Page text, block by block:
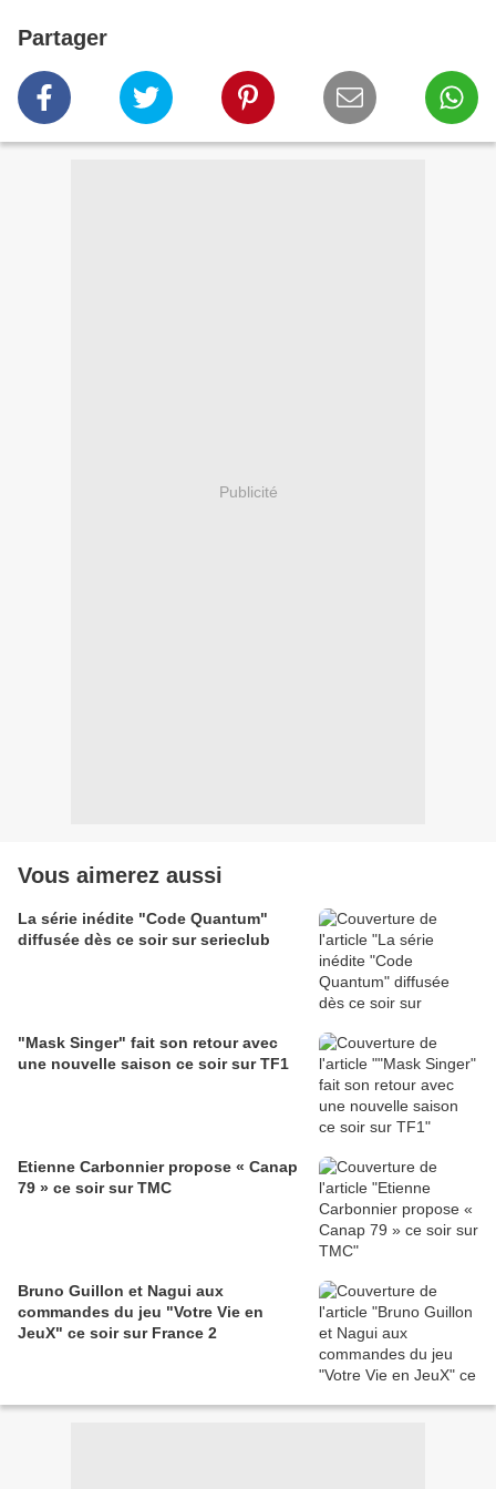
Partager
Publicité
Vous aimerez aussi
La série inédite "Code Quantum"
diffusée dès ce soir sur serieclub
"Mask Singer" fait son retour avec
une nouvelle saison ce soir sur TF1
Etienne Carbonnier propose « Canap
79 » ce soir sur TMC
Bruno Guillon et Nagui aux
commandes du jeu "Votre Vie en
JeuX" ce soir sur France 2